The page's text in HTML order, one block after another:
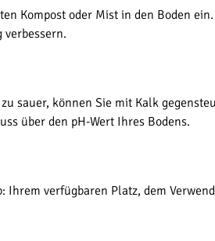
Kompost oder Mist in den Boden
sauer, können Sie mit Kalk
über den pH-Wert Ihres Bodens.
verfügbaren Platz, dem